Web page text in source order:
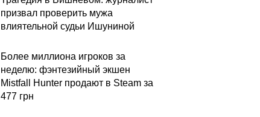
призвал проверить мужа
влиятельной судьи Ишуниной
Более миллиона игроков за
неделю: фэнтезийный экшен
Mistfall Hunter продают в Steam за
477 грн